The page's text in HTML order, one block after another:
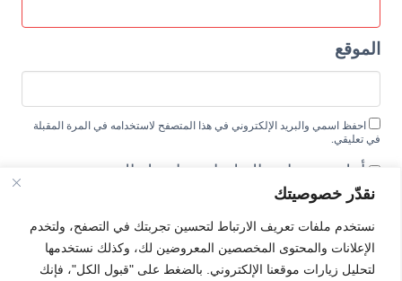
نقدّر خصوصيتك
نستخدم ملفات تعريف الارتباط لتحسين تجربتك في التصفح، ولتخدم
الإعلانات والمحتوى المخصصين المعروضين لك، وكذلك نستخدمها
لتحليل زيارات موقعنا الإلكتروني. بالضغط على "قبول الكل"، فإنك
الموقع
احفظ اسمي والبريد الإلكتروني في هذا المتصفح لاستخدامه في المرة المقبلة
في تعليقي.
الإلكتروني.
أعلمني بالمواضيع الجديدة بواسطة البريد
الإلكتروني.